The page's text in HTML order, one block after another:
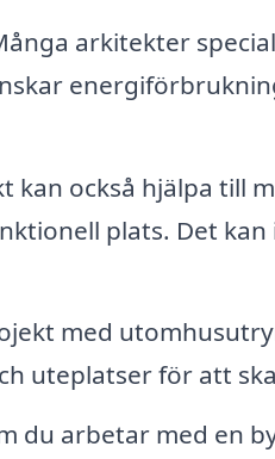
arkitekter
kan också hjälpa till
plats. Det
med
uteplatser för att
du arbetar med en